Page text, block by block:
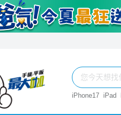
iPhone17 iPad